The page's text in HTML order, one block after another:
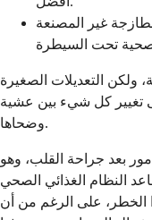
غير المصنعة
ولكن التعديلات الصغيرة
تغيير كل شيء بين عشية
وضحاها.
بعد جراحة القلب، وهو
النظام الغذائي الصحي
الخطر، على الرغم من أن